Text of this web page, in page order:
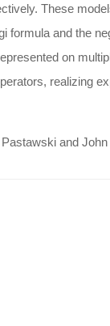
These
formula and the
on
realizing
and